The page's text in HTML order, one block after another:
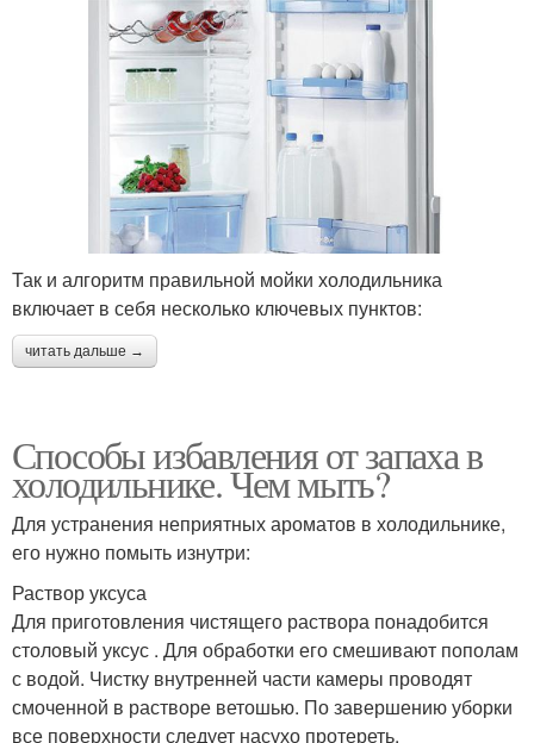
Так и алгоритм правильной мойки холодильника
включает в себя несколько ключевых пунктов:
читать дальше →
Способы избавления от запаха в
холодильнике. Чем мыть?
Для устранения неприятных ароматов в холодильнике,
его нужно помыть изнутри:
Раствор уксуса
Для приготовления чистящего раствора понадобится
столовый уксус . Для обработки его смешивают пополам
с водой. Чистку внутренней части камеры проводят
смоченной в растворе ветошью. По завершению уборки
все поверхности следует насухо протереть.